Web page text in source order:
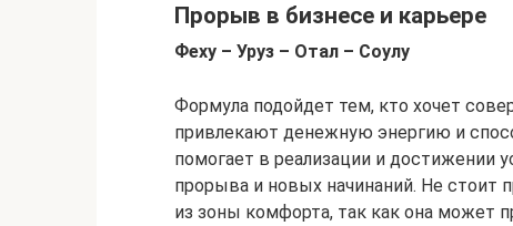
Прорыв в бизнесе и карьере
Феху – Уруз – Отал – Соулу
Формула подойдет тем, кто хочет
привлекают денежную энергию и
помогает в реализации и достижении
прорыва и новых начинаний. Не стоит
из зоны комфорта, так как она может